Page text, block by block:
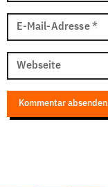
E-Mail-Adresse *
Webseite
Kommentar absenden